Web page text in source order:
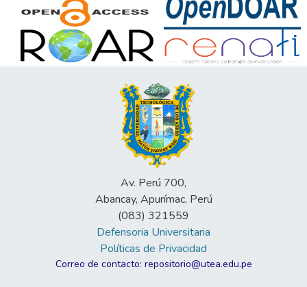
Av. Perú 700,
Abancay, Apurímac, Perú
(083) 321559
Defensoria Universitaria
Políticas de Privacidad
Correo de contacto: repositorio@utea.edu.pe